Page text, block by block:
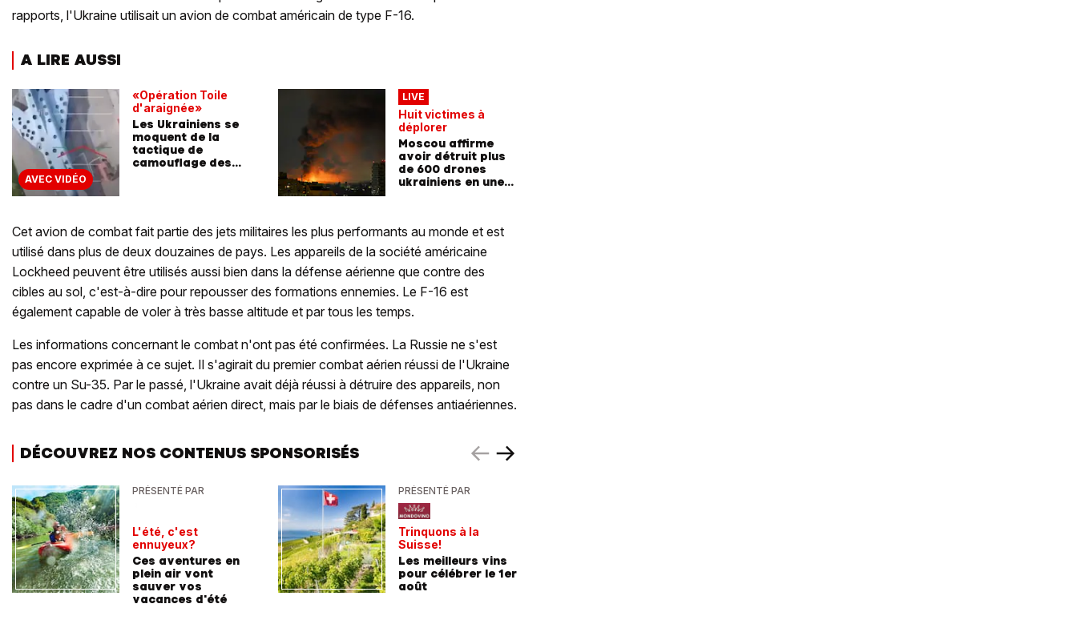
rapports, l'Ukraine utilisait un avion de combat américain de type F-16.
A LIRE AUSSI
AVEC VIDÉO
«Opération Toile
d'araignée»
Les Ukrainiens se
moquent de la
tactique de
camouflage des
LIVE
Huit victimes à
déplorer
Moscou affirme
avoir détruit plus
de 600 drones
ukrainiens en une
Cet avion de combat fait partie des jets militaires les plus performants au monde et est
utilisé dans plus de deux douzaines de pays. Les appareils de la société américaine
Lockheed peuvent être utilisés aussi bien dans la défense aérienne que contre des
cibles au sol, c'est-à-dire pour repousser des formations ennemies. Le F-16 est
également capable de voler à très basse altitude et par tous les temps.
Les informations concernant le combat n'ont pas été confirmées. La Russie ne s'est
pas encore exprimée à ce sujet. Il s'agirait du premier combat aérien réussi de l'Ukraine
contre un Su-35. Par le passé, l'Ukraine avait déjà réussi à détruire des appareils, non
pas dans le cadre d'un combat aérien direct, mais par le biais de défenses antiaériennes.
DÉCOUVREZ NOS CONTENUS SPONSORISÉS
PRÉSENTÉ PAR
L'été, c'est
ennuyeux?
Ces aventures en
plein air vont
sauver vos
vacances d'été
PRÉSENTÉ PAR
Trinquons à la
Suisse!
Les meilleurs vins
pour célébrer le 1er
août